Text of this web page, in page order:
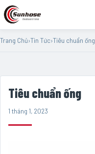
Trang Chủ›Tin Tức›Tiêu chuẩn ống
Tiêu chuẩn ống
1 tháng 1, 2023